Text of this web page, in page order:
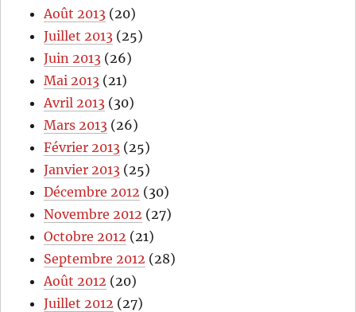
Août 2013 (20)
Juillet 2013 (25)
Juin 2013 (26)
Mai 2013 (21)
Avril 2013 (30)
Mars 2013 (26)
Février 2013 (25)
Janvier 2013 (25)
Décembre 2012 (30)
Novembre 2012 (27)
Octobre 2012 (21)
Septembre 2012 (28)
Août 2012 (20)
Juillet 2012 (27)